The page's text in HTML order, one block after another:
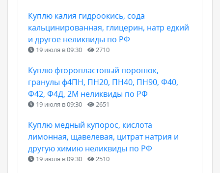
Куплю калия гидроокись, сода
кальцинированная, глицерин, натр едкий
и другое неликвиды по РФ
19 июля в 09:30 2710
Куплю фторопластовый порошок,
гранулы ф4ПН, ПН20, ПН40, ПН90, Ф40,
Ф42, Ф4Д, 2М неликвиды по РФ
19 июля в 09:30 2651
Куплю медный купорос, кислота
лимонная, щавелевая, цитрат натрия и
другую химию неликвиды по РФ
19 июля в 09:30 2510